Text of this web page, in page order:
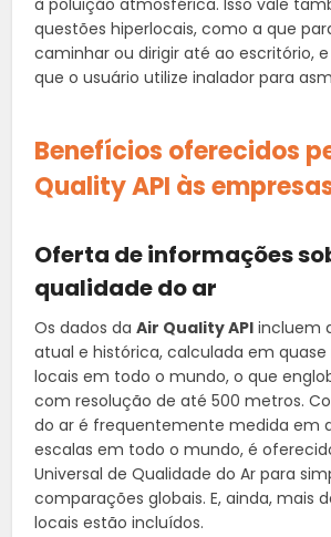
à poluição atmosférica. Isso vale
questões hiperlocais, como a que
caminhar ou dirigir até ao escritório,
que o usuário utilize inalador para
Benefícios oferecidos
Quality API às
Oferta de informações
qualidade do ar
Os dados daAir Quality API incluem
atual e histórica, calculada em
locais em todo o mundo, o que
com resolução de até 500 metros.
do ar é frequentemente medida em
escalas em todo o mundo, é
Universal de Qualidade do Ar para
comparações globais. E, ainda, mais
locais estão incluídos.